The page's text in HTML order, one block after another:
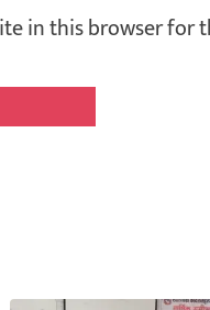
in this browser